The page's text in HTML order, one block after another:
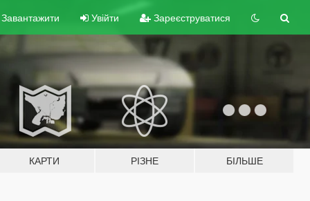
Увійти Зареєструватися
КАРТИ РІЗНЕ БІЛЬШЕ